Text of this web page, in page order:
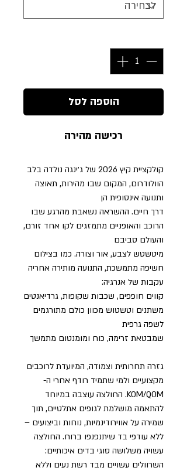
הוספה לסל
רכישה מהירה
קולקציית קיץ 2026 של ג׳ינגה נולדה בלב
הוולודרום, המקום שבו מהירות, תאוצה
ותנועה אינסופית הן
דרך חיים. ההשראה נשאבת מהרגע שבו
הרוכב והאופניים מתמזגים לקו אחד זורם,
והעולם סביבם
מיטשטש לצבע, אור וצורה. כמו בצילום
חשיפה מתמשכת, התנועה מותירה אחריה
עקבות של אנרגיה:
קווים חופפים, שכבות שקופות, גרדיאנטים
משתנים וטשטוש מכוון כולם מתורגמים
לשפה גרפית
שמבטאת זרימה, כוח ומומנטום מתמשך
גזרה תחרותית וצמודה, המיועדת לרוכבים
מקצועיים ולמי שתמיד רודף אחרי ה-
KOM/QOM. החולצה עוצבה במיוחד
להתאמה מושלמת לגופים אתלטיים, תוך
שמירה על אווירודינמיות, נוחות וביצועים –
ללא עודפי בד שיתנפנפו ברוח. החולצה
עשויה משלושה סוגי בדים איכותיים:
השרוולים עשויים מבד רשת נעים וללא